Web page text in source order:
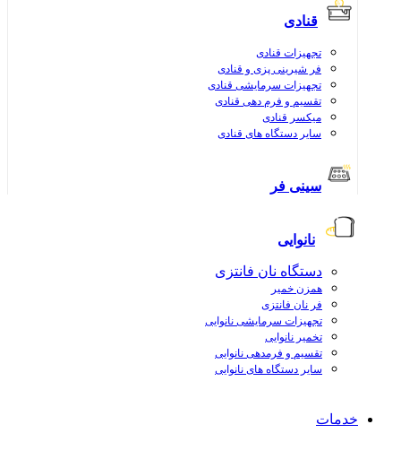
قنادی
تجهیزات قنادی
فر شیرینی پزی و قنادی
تجهیزات سرمایشی قنادی
تقسیم و فرم دهی قنادی
میکسر قنادی
سایر دستگاه های قنادی
سینی فر
نانوایی
دستگاه نان فانتزی
همزن خمیر
فر نان فانتزی
تجهیزات سرمایشی نانوایی
تخمیر نانوایی
تقسیم و فرمدهی نانوایی
سایر دستگاه های نانوایی
خدمات